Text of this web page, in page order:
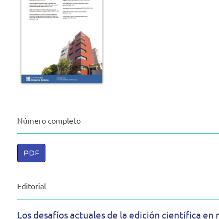
Número completo
PDF
Editorial
Los desafíos actuales de la edición científica en